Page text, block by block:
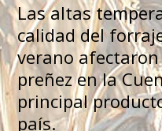
Las altas
calidad del
verano
preñez en la
principal
país.